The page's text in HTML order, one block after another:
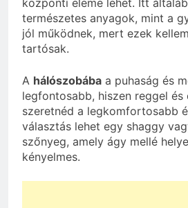
természetes anyagok, mint a
jól működnek, mert ezek
tartósak.
A hálószobába a puhaság és
legfontosabb, hiszen reggel és
szeretnéd a legkomfortosabb
választás lehet egy shaggy
szőnyeg, amely ágy mellé
kényelmes.